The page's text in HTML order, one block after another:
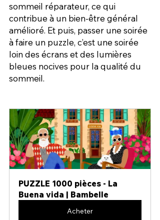
sommeil réparateur, ce qui
contribue à un bien-être général
amélioré. Et puis, passer une soirée
à faire un puzzle, c’est une soirée
loin des écrans et des lumières
bleues nocives pour la qualité du
sommeil.
PUZZLE 1000 pièces - La
Buena vida | Bambelle
Acheter